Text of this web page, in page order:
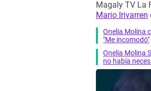
Magaly TV La
Mario Irivarren
Onelia Molina
"Me incomodó"
Onelia Molina
no había